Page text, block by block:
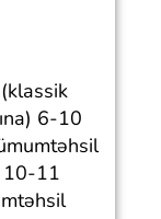
6-10
10-11